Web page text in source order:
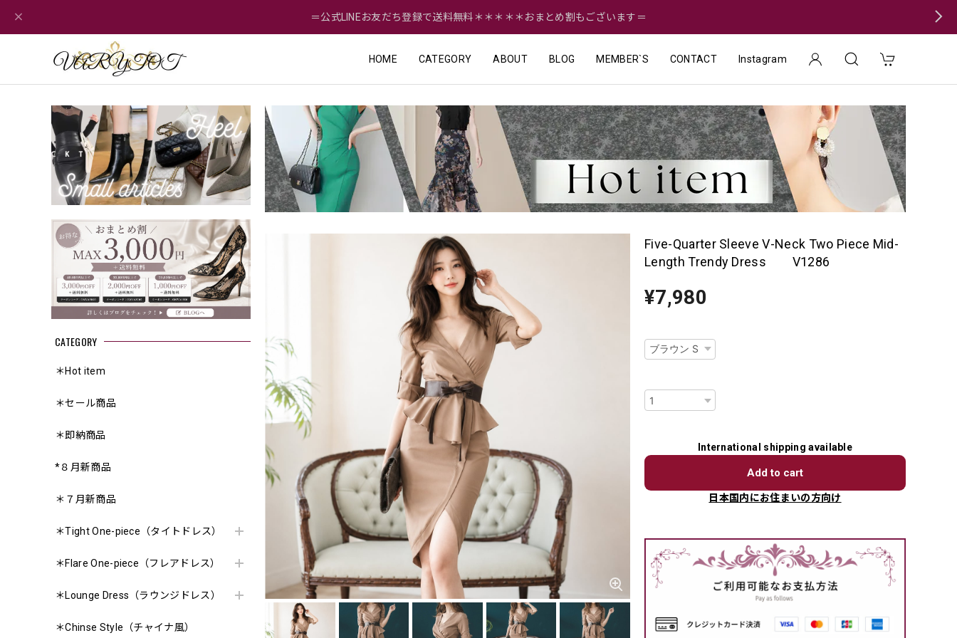
＝公式LINEお友だち登録で送料無料＊＊＊＊＊おまとめ割もございます＝
HOME CATEGORY ABOUT BLOG MEMBER`S CONTACT Instagram
CATEGORY
＊Hot item
＊セール商品
＊即納商品
*８月新商品
＊７月新商品
＊Tight One-piece（タイトドレス）
＊Flare One-piece（フレアドレス）
＊Lounge Dress（ラウンジドレス）
＊Chinse Style（チャイナ風）
Five-Quarter Sleeve V-Neck Two Piece Mid-
Length Trendy Dress V1286
¥7,980
International shipping available
Add to cart
日本国内にお住まいの方向け